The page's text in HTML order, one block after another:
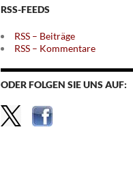
RSS-FEEDS
RSS – Beiträge
RSS – Kommentare
ODER FOLGEN SIE UNS AUF: